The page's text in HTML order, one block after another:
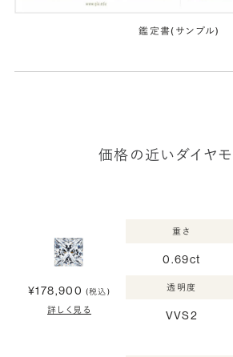
鑑定書(サンプル)
価格の近いダイヤ
¥178,900 (税込)
詳しく見る
重さ
0.69ct
透明度
VVS2